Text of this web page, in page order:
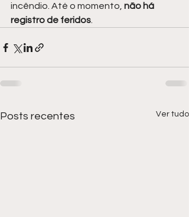
incêndio. Até o momento, não há
registro de feridos.
Posts recentes Ver tudo